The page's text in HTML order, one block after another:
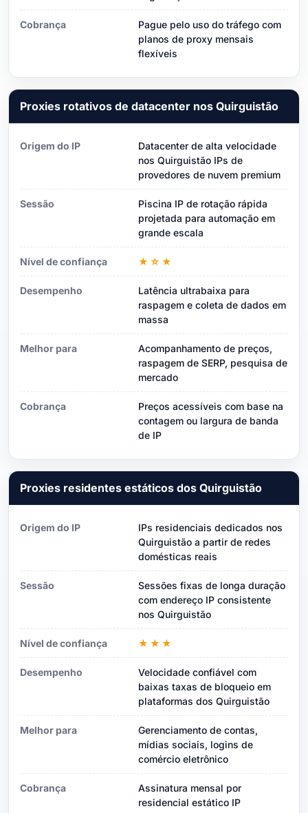
Cobrança
Pague pelo uso do tráfego com
planos de proxy mensais
flexíveis
Proxies rotativos de datacenter nos Quirguistão
Origem do IP
Datacenter de alta velocidade
nos Quirguistão IPs de
provedores de nuvem premium
Sessão
Piscina IP de rotação rápida
projetada para automação em
grande escala
Nível de confiança ★☆★
Desempenho
Latência ultrabaixa para
raspagem e coleta de dados em
massa
Melhor para
Acompanhamento de preços,
raspagem de SERP, pesquisa de
mercado
Cobrança
Preços acessíveis com base na
contagem ou largura de banda
de IP
Proxies residentes estáticos dos Quirguistão
Origem do IP
IPs residenciais dedicados nos
Quirguistão a partir de redes
domésticas reais
Sessão
Sessões fixas de longa duração
com endereço IP consistente
nos Quirguistão
Nível de confiança ★★★
Desempenho
Velocidade confiável com
baixas taxas de bloqueio em
plataformas dos Quirguistão
Melhor para
Gerenciamento de contas,
mídias sociais, logins de
comércio eletrônico
Cobrança
Assinatura mensal por
residencial estático IP